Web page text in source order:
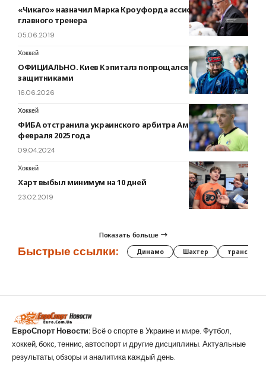
«Чикаго» назначил Марка Кроуфорда ассистентом
главного тренера
05.06.2019
Хоккей
ОФИЦИАЛЬНО. Киев Кэпиталз попрощался с двумя
защитниками
16.06.2026
Хоккей
ФИБА отстранила украинского арбитра Амборсова до
февраля 2025 года
09.04.2024
Хоккей
Харт выбыл минимум на 10 дней
23.02.2019
Показать больше
Быстрые ссылки: Динамо Шахтер трансферы
ЕвроСпорт Новости: Всё о спорте в Украине и мире. Футбол,
хоккей, бокс, теннис, автоспорт и другие дисциплины. Актуальные
результаты, обзоры и аналитика каждый день.